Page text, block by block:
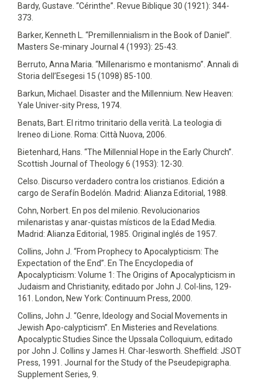
Bardy, Gustave. “Cérinthe”. Revue Biblique 30 (1921): 344-
373.
Barker, Kenneth L. “Premillennialism in the Book of Daniel”.
Masters Se-minary Journal 4 (1993): 25-43.
Berruto, Anna Maria. “Millenarismo e montanismo”. Annali di
Storia dell’Esegesi 15 (1098) 85-100.
Barkun, Michael. Disaster and the Millennium. New Heaven:
Yale Univer-sity Press, 1974.
Benats, Bart. El ritmo trinitario della verità. La teologia di
Ireneo di Lione. Roma: Città Nuova, 2006.
Bietenhard, Hans. “The Millennial Hope in the Early Church”.
Scottish Journal of Theology 6 (1953): 12-30.
Celso. Discurso verdadero contra los cristianos. Edición a
cargo de Serafín Bodelón. Madrid: Alianza Editorial, 1988.
Cohn, Norbert. En pos del milenio. Revolucionarios
milenaristas y anar-quistas místicos de la Edad Media.
Madrid: Alianza Editorial, 1985. Original inglés de 1957.
Collins, John J. “From Prophecy to Apocalypticism: The
Expectation of the End”. En The Encyclopedia of
Apocalypticism: Volume 1: The Origins of Apocalypticism in
Judaism and Christianity, editado por John J. Col-lins, 129-
161. London, New York: Continuum Press, 2000.
Collins, John J. “Genre, Ideology and Social Movements in
Jewish Apo-calypticism”. En Misteries and Revelations.
Apocalyptic Studies Since the Upssala Colloquium, editado
por John J. Collins y James H. Char-lesworth. Sheffield: JSOT
Press, 1991. Journal for the Study of the Pseudepigrapha.
Supplement Series, 9.